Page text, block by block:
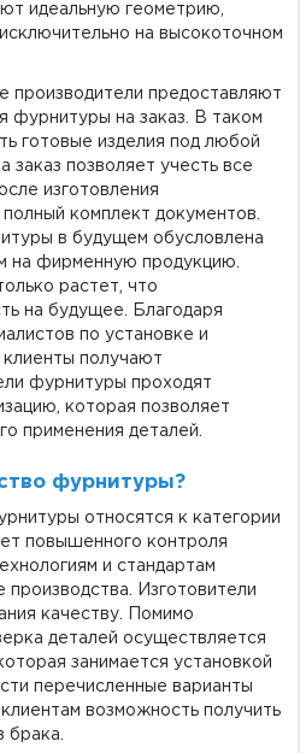
идеальную геометрию,
на высокоточном
производители предоставляют
фурнитуры на заказ. В таком
готовые изделия под любой
заказ позволяет учесть все
изготовления
комплект документов.
в будущем обусловлена
на фирменную продукцию.
растет, что
на будущее. Благодаря
по установке и
клиенты получают
фурнитуры проходят
которая позволяет
применения деталей.
фурнитуры?
относятся к категории
повышенного контроля
и стандартам
Изготовители
качеству. Помимо
деталей осуществляется
занимается установкой
перечисленные варианты
возможность получить
брака.